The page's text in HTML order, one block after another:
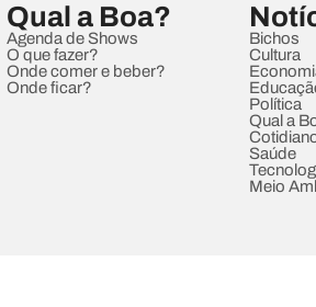
Qual a Boa?
Agenda de Shows
O que fazer?
Onde comer e beber?
Onde ficar?
Bichos
Cultura
Política
Qual a
Saúde
Meio